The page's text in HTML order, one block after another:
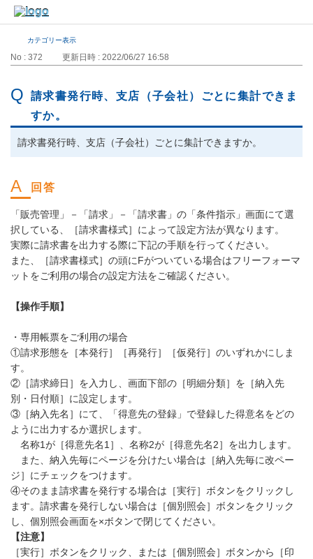
カテゴリー表示
No : 372 更新日時 : 2022/06/27 16:58
請求書発行時、支店（子会社）ごとに集計できま
すか。
請求書発行時、支店（子会社）ごとに集計できますか。
「販売管理」－「請求」－「請求書」の「条件指示」画面にて選
択している、［請求書様式］によって設定方法が異なります。
実際に請求書を出力する際に下記の手順を行ってください。
また、［請求書様式］の頭にFがついている場合はフリーフォーマ
ットをご利用の場合の設定方法をご確認ください。
【操作手順】
・専用帳票をご利用の場合
①請求形態を［本発行］［再発行］［仮発行］のいずれかにしま
す。
②［請求締日］を入力し、画面下部の［明細分類］を［納入先
別・日付順］に設定します。
③［納入先名］にて、「得意先の登録」で登録した得意名をどの
ように出力するか選択します。
名称1が［得意先名1］、名称2が［得意先名2］を出力します。
また、納入先毎にページを分けたい場合は［納入先毎に改ペー
ジ］にチェックをつけます。
④そのまま請求書を発行する場合は［実行］ボタンをクリックし
ます。請求書を発行しない場合は［個別照会］ボタンをクリック
し、個別照会画面を×ボタンで閉じてください。
【注意】
［実行］ボタンをクリック、または［個別照会］ボタンから［印